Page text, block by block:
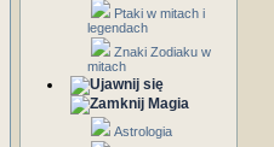
Ptaki w mitach i
legendach
Znaki Zodiaku w
mitach
Magia
Astrologia